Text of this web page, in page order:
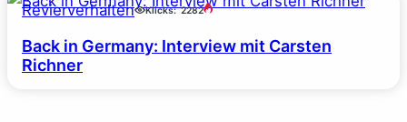
Revierverhalten Klicks: 2282
Back in Germany: Interview mit Carsten
Richner